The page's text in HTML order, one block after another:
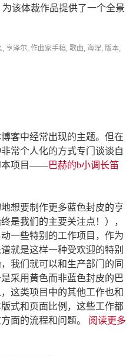
为该体裁作品提供了一个全景
, 亨泽尔, 作曲家手稿, 歌曲, 海涅, 版本,
客中经常出现的主题。但在
常个人化的方式专门谈谈自
本项目——巴赫的b小调长笛
想要制作更多蓝色封皮的亨
是我们的主要关注点！），
一些特别的工作项目，作为
就是这样一种受欢迎的特别
我们就可以和生产部门的同
采用黄色而非蓝色封皮的巴
这类项目中的其他工作也和
式和页面比例，这些工作都
面的流程和问题。 阅读更多